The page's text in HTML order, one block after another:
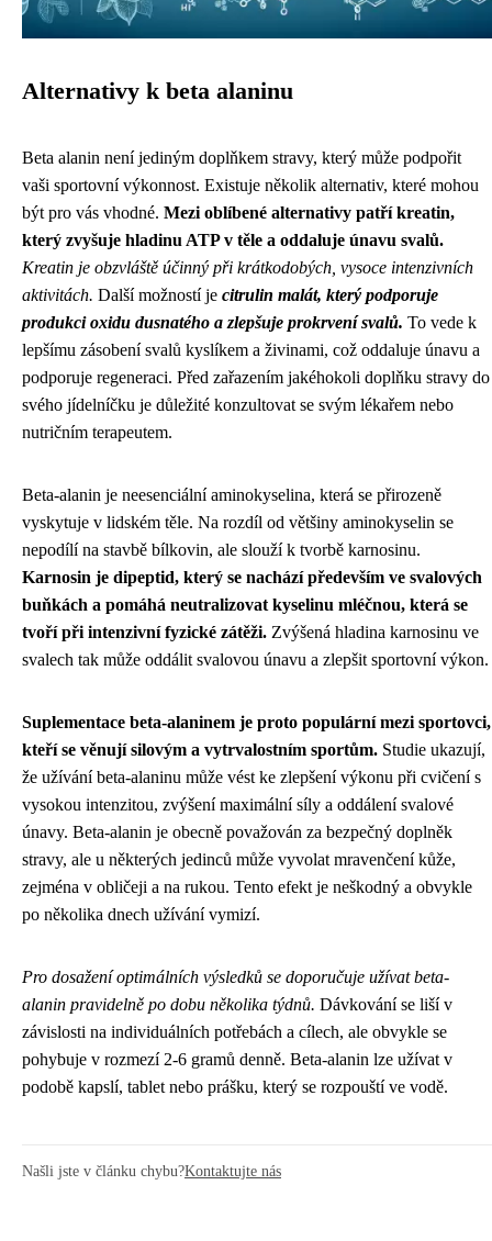
Alternativy k beta alaninu
Beta alanin není jediným doplňkem stravy, který může podpořit
vaši sportovní výkonnost. Existuje několik alternativ, které mohou
být pro vás vhodné. Mezi oblíbené alternativy patří kreatin,
který zvyšuje hladinu ATP v těle a oddaluje únavu svalů.
Kreatin je obzvláště účinný při krátkodobých, vysoce intenzivních
aktivitách. Další možností je citrulin malát, který podporuje
produkci oxidu dusnatého a zlepšuje prokrvení svalů. To vede k
lepšímu zásobení svalů kyslíkem a živinami, což oddaluje únavu a
podporuje regeneraci. Před zařazením jakéhokoli doplňku stravy do
svého jídelníčku je důležité konzultovat se svým lékařem nebo
nutričním terapeutem.
Beta-alanin je neesenciální aminokyselina, která se přirozeně
vyskytuje v lidském těle. Na rozdíl od většiny aminokyselin se
nepodílí na stavbě bílkovin, ale slouží k tvorbě karnosinu.
Karnosin je dipeptid, který se nachází především ve svalových
buňkách a pomáhá neutralizovat kyselinu mléčnou, která se
tvoří při intenzivní fyzické zátěži. Zvýšená hladina karnosinu ve
svalech tak může oddálit svalovou únavu a zlepšit sportovní výkon.
Suplementace beta-alaninem je proto populární mezi sportovci,
kteří se věnují silovým a vytrvalostním sportům. Studie ukazují,
že užívání beta-alaninu může vést ke zlepšení výkonu při cvičení s
vysokou intenzitou, zvýšení maximální síly a oddálení svalové
únavy. Beta-alanin je obecně považován za bezpečný doplněk
stravy, ale u některých jedinců může vyvolat mravenčení kůže,
zejména v obličeji a na rukou. Tento efekt je neškodný a obvykle
po několika dnech užívání vymizí.
Pro dosažení optimálních výsledků se doporučuje užívat beta-
alanin pravidelně po dobu několika týdnů. Dávkování se liší v
závislosti na individuálních potřebách a cílech, ale obvykle se
pohybuje v rozmezí 2-6 gramů denně. Beta-alanin lze užívat v
podobě kapslí, tablet nebo prášku, který se rozpouští ve vodě.
Našli jste v článku chybu?Kontaktujte nás